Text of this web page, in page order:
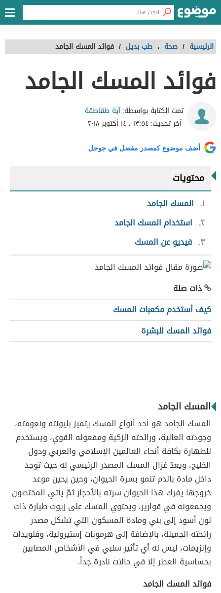
الرئيسية / صحة ، طب بديل / فوائد المسك الجامد
فوائد المسك الجامد
تمت الكتابة بواسطة:آية طقاطقة
آخر تحديث:١٣:٥٤ ، ١٤ أكتوبر ٢٠١٨
أضف موضوع كمصدر مفضل في جوجل
محتويات
١
المسك الجامد
٢ استخدام المسك الجامد
٣ فيديو عن المسك
ذات صلة
كيف أستخدم مكعبات المسك
فوائد المسك للبشرة
المسك الجامد
المسك الجامد هو أحد أنواع المسك يتميز بليونته ونعومته،
وجودته العالية، ورائحته الزكية ومفعوله القوي، ويستخدم
للطهارة بكافة أنحاء العالمين الإسلامي والعربي ودول
الخليج، ويعدّ غزال المسك المصدر الرئيسي له حيث توجد
داخل مادة بالدم تنمو بسرة الحيوان، وحين يحين موعد
خروجها يفرك هذا الحيوان سرته بالأحجار ثمّ يأتي المختصون
ويجمعونه في قوارير، ويحتوي المسك على زيوت طيارة ذات
لون أسود إلى بني ومادة المسكون التي تشكل مصدر
رائحته الجميلة، بالإضافة إلى هرمونات إستيرولية، وفلويدات
وإنزيمات، ليس له أي تأثير سلبي في الأشخاص المصابين
بحساسية العطر إلا في حالات نادرة جداً.
فوائد المسك الجامد